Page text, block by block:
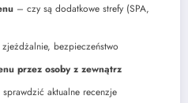
– czy są dodatkowe strefy (SPA,
bezpieczeństwo
przez osoby z zewnątrz
aktualne recenzje